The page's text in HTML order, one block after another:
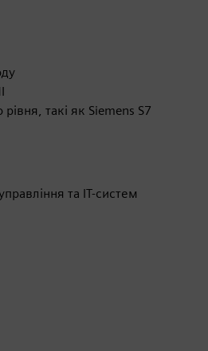
такі як Siemens S7
та IT-систем